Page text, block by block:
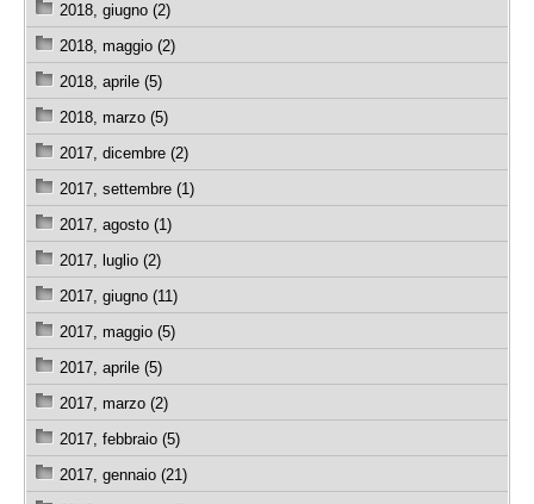
2018, giugno (2)
2018, maggio (2)
2018, aprile (5)
2018, marzo (5)
2017, dicembre (2)
2017, settembre (1)
2017, agosto (1)
2017, luglio (2)
2017, giugno (11)
2017, maggio (5)
2017, aprile (5)
2017, marzo (2)
2017, febbraio (5)
2017, gennaio (21)